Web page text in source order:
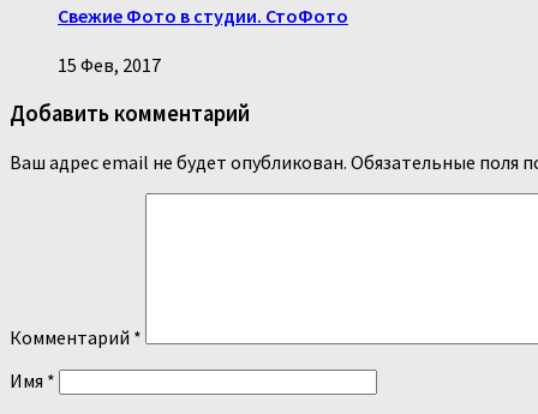
Свежие Фото в студии. СтоФото
15 Фев, 2017
Добавить комментарий
Ваш адрес email не будет опубликован. Обязательные поля
Комментарий *
Имя *